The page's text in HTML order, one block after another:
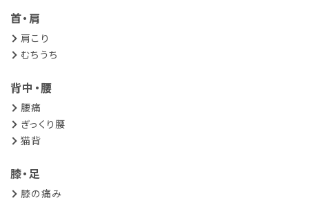
首・肩
肩こり
むちうち
背中・腰
腰痛
ぎっくり腰
猫背
膝・足
膝の痛み